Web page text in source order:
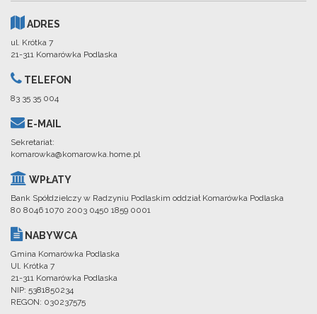
ADRES
ul. Krótka 7
21-311 Komarówka Podlaska
TELEFON
83 35 35 004
E-MAIL
Sekretariat:
komarowka@komarowka.home.pl
WPŁATY
Bank Spółdzielczy w Radzyniu Podlaskim oddział Komarówka Podlaska
80 8046 1070 2003 0450 1859 0001
NABYWCA
Gmina Komarówka Podlaska
Ul. Krótka 7
21-311 Komarówka Podlaska
NIP: 5381850234
REGON: 030237575